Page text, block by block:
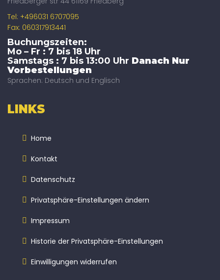
Tel: +496031 6707095
Fax: 060317913441
Buchungszeiten:
Mo – Fr : 7 bis 18 Uhr
Samstags : 7 bis 13:00 Uhr Danach Nur
Vorbestellungen
Sprachen: Deutsch und Englisch
LINKS
Home
Kontakt
Datenschutz
Privatsphäre-Einstellungen ändern
Impressum
Historie der Privatsphäre-Einstellungen
Einwilligungen widerrufen